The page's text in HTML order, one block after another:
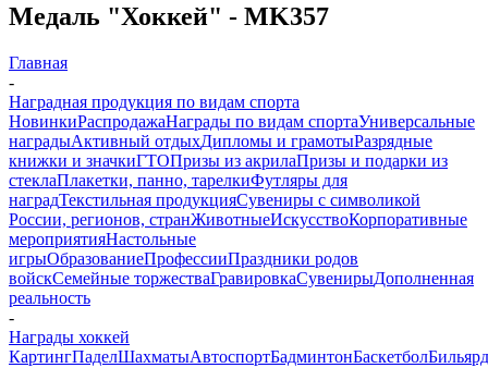
Медаль "Хоккей" - MK357
Главная
-
Наградная продукция по видам спорта
НовинкиРаспродажаНаграды по видам спортаУниверсальные
наградыАктивный отдыхДипломы и грамотыРазрядные
книжки и значкиГТОПризы из акрилаПризы и подарки из
стеклаПлакетки, панно, тарелкиФутляры для
наградТекстильная продукцияСувениры с символикой
России, регионов, странЖивотныеИскусствоКорпоративные
мероприятияНастольные
игрыОбразованиеПрофессииПраздники родов
войскСемейные торжестваГравировкаСувенирыДополненная
реальность
-
Награды хоккей
КартингПаделШахматыАвтоспортБадминтонБаскетболБильярд